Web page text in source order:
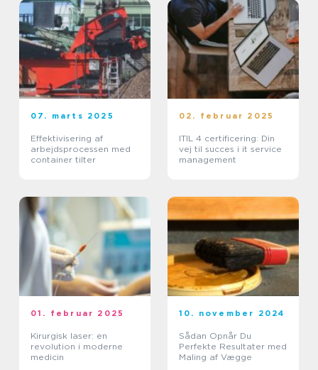
07. marts 2025
Effektivisering af
arbejdsprocessen med
container tilter
02. februar 2025
ITIL 4 certificering: Din
vej til succes i it service
management
01. februar 2025
Kirurgisk laser: en
revolution i moderne
medicin
10. november 2024
Sådan Opnår Du
Perfekte Resultater med
Maling af Vægge